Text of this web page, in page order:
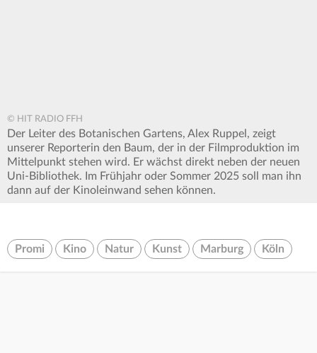
© HIT RADIO FFH
Der Leiter des Botanischen Gartens, Alex Ruppel, zeigt
unserer Reporterin den Baum, der in der Filmproduktion im
Mittelpunkt stehen wird. Er wächst direkt neben der neuen
Uni-Bibliothek. Im Frühjahr oder Sommer 2025 soll man ihn
dann auf der Kinoleinwand sehen können.
Promi Kino Natur Kunst Marburg Köln